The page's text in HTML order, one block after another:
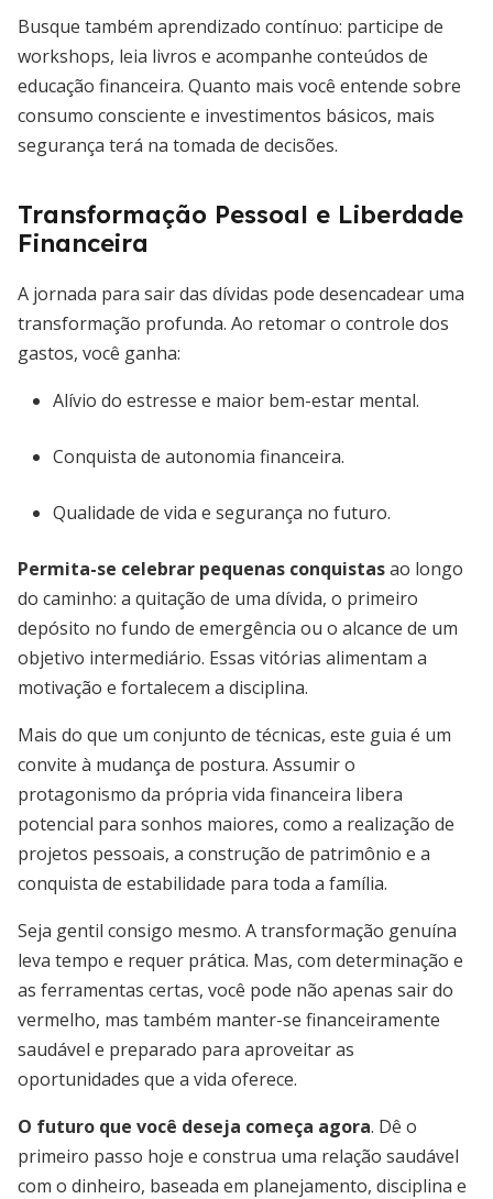
Busque também aprendizado contínuo: participe de
workshops, leia livros e acompanhe conteúdos de
educação financeira. Quanto mais você entende sobre
consumo consciente e investimentos básicos, mais
segurança terá na tomada de decisões.
Transformação Pessoal e Liberdade
Financeira
A jornada para sair das dívidas pode desencadear uma
transformação profunda. Ao retomar o controle dos
gastos, você ganha:
Alívio do estresse e maior bem-estar mental.
Conquista de autonomia financeira.
Qualidade de vida e segurança no futuro.
Permita-se celebrar pequenas conquistasao longo
do caminho: a quitação de uma dívida, o primeiro
depósito no fundo de emergência ou o alcance de um
objetivo intermediário. Essas vitórias alimentam a
motivação e fortalecem a disciplina.
Mais do que um conjunto de técnicas, este guia é um
convite à mudança de postura. Assumir o
protagonismo da própria vida financeira libera
potencial para sonhos maiores, como a realização de
projetos pessoais, a construção de patrimônio e a
conquista de estabilidade para toda a família.
Seja gentil consigo mesmo. A transformação genuína
leva tempo e requer prática. Mas, com determinação e
as ferramentas certas, você pode não apenas sair do
vermelho, mas também manter-se financeiramente
saudável e preparado para aproveitar as
oportunidades que a vida oferece.
O futuro que você deseja começa agora. Dê o
primeiro passo hoje e construa uma relação saudável
com o dinheiro, baseada em planejamento, disciplina e